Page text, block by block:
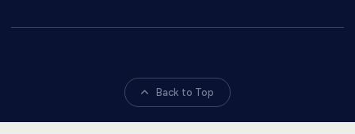
Back to Top